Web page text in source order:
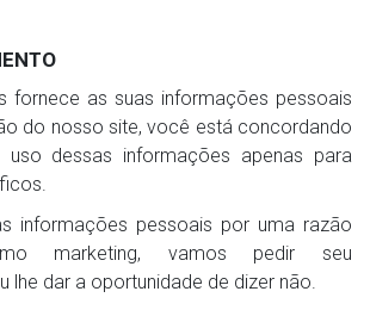
fornece as suas informações pessoais
do nosso site, você está concordando
dessas informações apenas para
informações pessoais por uma razão
marketing, vamos pedir seu
lhe dar a oportunidade de dizer não.